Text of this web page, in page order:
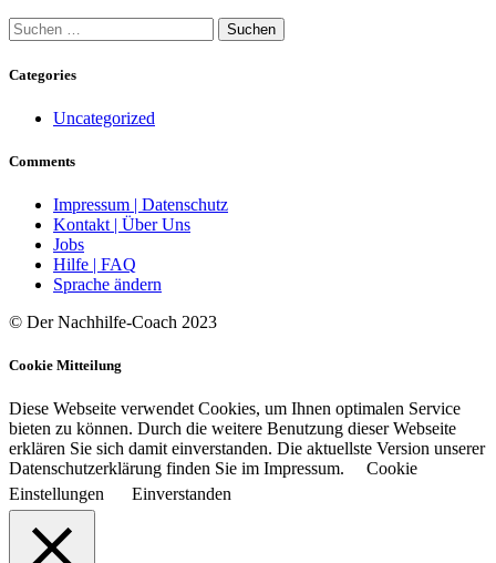
Suchen
nach:
Categories
Uncategorized
Comments
Impressum | Datenschutz
Kontakt | Über Uns
Jobs
Hilfe | FAQ
Sprache ändern
© Der Nachhilfe-Coach 2023
Cookie Mitteilung
Diese Webseite verwendet Cookies, um Ihnen optimalen Service
bieten zu können. Durch die weitere Benutzung dieser Webseite
erklären Sie sich damit einverstanden. Die aktuellste Version unserer
Datenschutzerklärung finden Sie im Impressum.
Cookie
Einstellungen
Einverstanden